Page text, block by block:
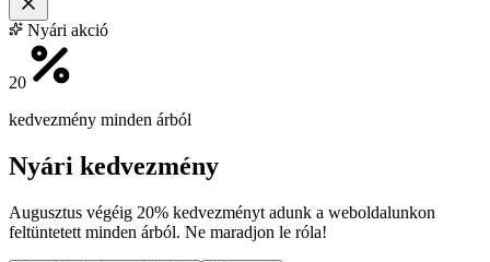
Nyári akció
20
kedvezmény minden árból
Nyári kedvezmény
Augusztus végéig 20% kedvezményt adunk a weboldalunkon
feltüntetett minden árból. Ne maradjon le róla!